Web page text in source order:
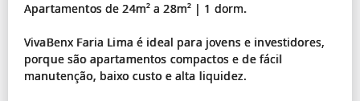
Apartamentos de 24m² a 28m² | 1 dorm.
VivaBenx Faria Lima é ideal para jovens e investidores,
porque são apartamentos compactos e de fácil
manutenção, baixo custo e alta liquidez.